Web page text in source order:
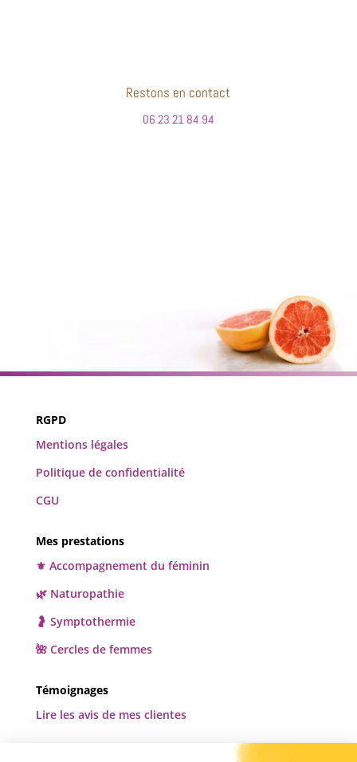
Restons en contact
06 23 21 84 94
RGPD
Mentions légales
Politique de confidentialité
CGU
Mes prestations
⚜️ Accompagnement du féminin
🌿 Naturopathie
🤰 Symptothermie
🌺 Cercles de femmes
Témoignages
Lire les avis de mes clientes